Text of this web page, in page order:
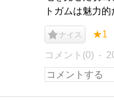
トガムは魅力的
ナイス ★1
コメント(0)